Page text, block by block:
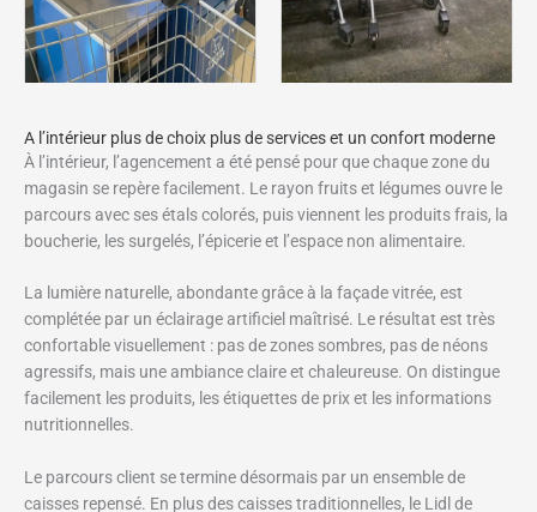
A l’intérieur plus de choix plus de services et un confort moderne
À l’intérieur, l’agencement a été pensé pour que chaque zone du
magasin se repère facilement. Le rayon fruits et légumes ouvre le
parcours avec ses étals colorés, puis viennent les produits frais, la
boucherie, les surgelés, l’épicerie et l’espace non alimentaire.
La lumière naturelle, abondante grâce à la façade vitrée, est
complétée par un éclairage artificiel maîtrisé. Le résultat est très
confortable visuellement : pas de zones sombres, pas de néons
agressifs, mais une ambiance claire et chaleureuse. On distingue
facilement les produits, les étiquettes de prix et les informations
nutritionnelles.
Le parcours client se termine désormais par un ensemble de
caisses repensé. En plus des caisses traditionnelles, le Lidl de